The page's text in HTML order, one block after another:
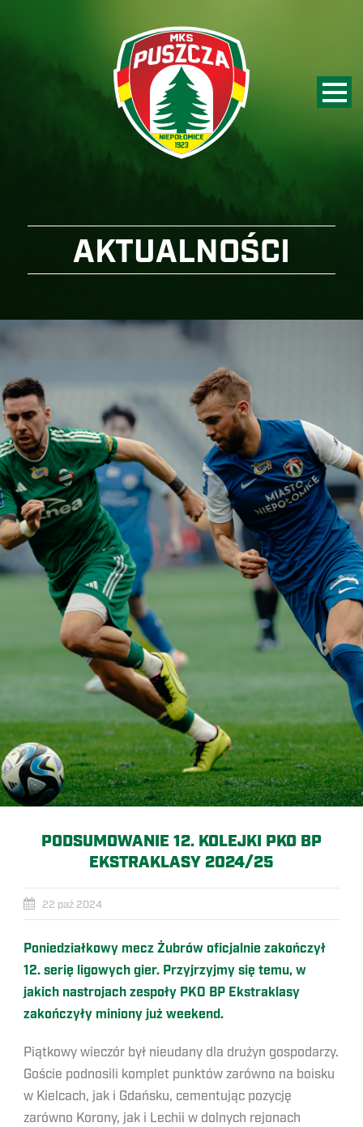
AKTUALNOŚCI
PODSUMOWANIE 12. KOLEJKI PKO BP
EKSTRAKLASY 2024/25
22 paź 2024
Poniedziałkowy mecz Żubrów oficjalnie zakończył
12. serię ligowych gier. Przyjrzyjmy się temu, w
jakich nastrojach zespoły PKO BP Ekstraklasy
zakończyły miniony już weekend.
Piątkowy wieczór był nieudany dla drużyn gospodarzy.
Goście podnosili komplet punktów zarówno na boisku
w Kielcach, jak i Gdańsku, cementując pozycję
zarówno Korony, jak i Lechii w dolnych rejonach